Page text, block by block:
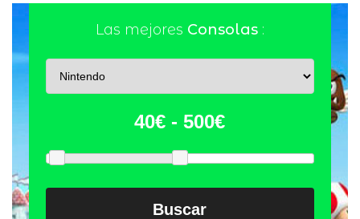
Las mejores Consolas :
Buscar